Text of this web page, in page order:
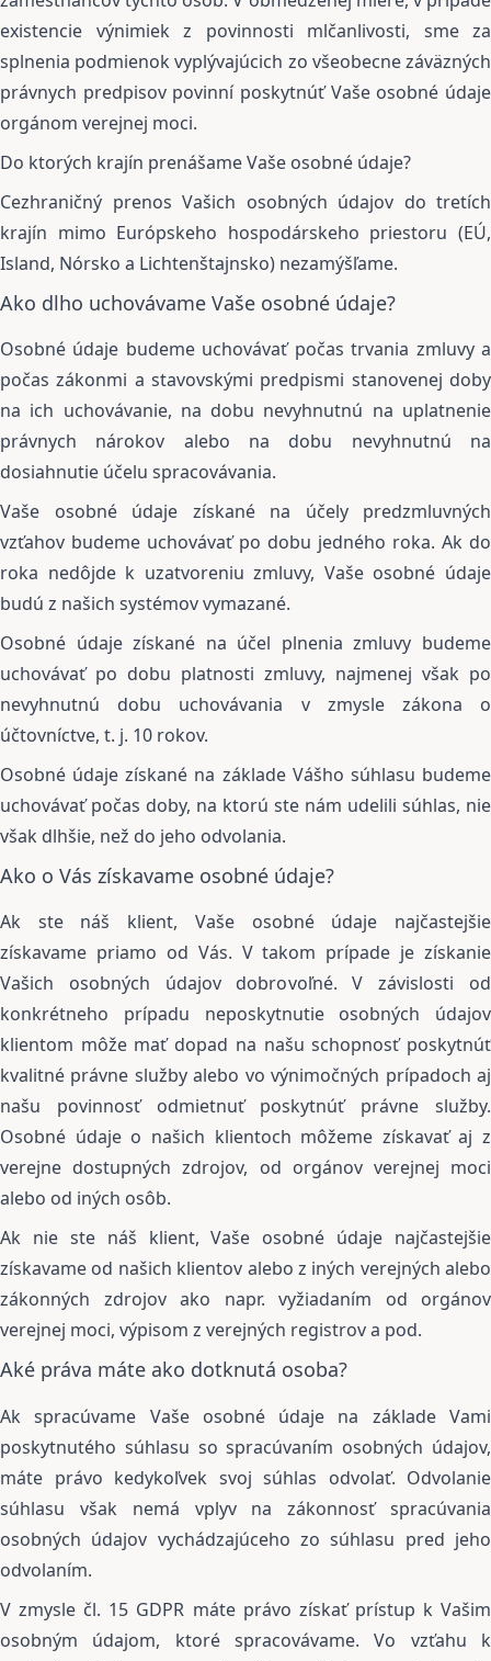
existencie výnimiek z povinnosti mlčanlivosti, sme za
splnenia podmienok vyplývajúcich zo všeobecne záväzných
právnych predpisov povinní poskytnúť Vaše osobné údaje
orgánom verejnej moci.
Do ktorých krajín prenášame Vaše osobné údaje?
Cezhraničný prenos Vašich osobných údajov do tretích
krajín mimo Európskeho hospodárskeho priestoru (EÚ,
Island, Nórsko a Lichtenštajnsko) nezamýšľame.
Ako dlho uchovávame Vaše osobné údaje?
Osobné údaje budeme uchovávať počas trvania zmluvy a
počas zákonmi a stavovskými predpismi stanovenej doby
na ich uchovávanie, na dobu nevyhnutnú na uplatnenie
právnych nárokov alebo na dobu nevyhnutnú na
dosiahnutie účelu spracovávania.
Vaše osobné údaje získané na účely predzmluvných
vzťahov budeme uchovávať po dobu jedného roka. Ak do
roka nedôjde k uzatvoreniu zmluvy, Vaše osobné údaje
budú z našich systémov vymazané.
Osobné údaje získané na účel plnenia zmluvy budeme
uchovávať po dobu platnosti zmluvy, najmenej však po
nevyhnutnú dobu uchovávania v zmysle zákona o
účtovníctve, t. j. 10 rokov.
Osobné údaje získané na základe Vášho súhlasu budeme
uchovávať počas doby, na ktorú ste nám udelili súhlas, nie
však dlhšie, než do jeho odvolania.
Ako o Vás získavame osobné údaje?
Ak ste náš klient, Vaše osobné údaje najčastejšie
získavame priamo od Vás. V takom prípade je získanie
Vašich osobných údajov dobrovoľné. V závislosti od
konkrétneho prípadu neposkytnutie osobných údajov
klientom môže mať dopad na našu schopnosť poskytnúť
kvalitné právne služby alebo vo výnimočných prípadoch aj
našu povinnosť odmietnuť poskytnúť právne služby.
Osobné údaje o našich klientoch môžeme získavať aj z
verejne dostupných zdrojov, od orgánov verejnej moci
alebo od iných osôb.
Ak nie ste náš klient, Vaše osobné údaje najčastejšie
získavame od našich klientov alebo z iných verejných alebo
zákonných zdrojov ako napr. vyžiadaním od orgánov
verejnej moci, výpisom z verejných registrov a pod.
Aké práva máte ako dotknutá osoba?
Ak spracúvame Vaše osobné údaje na základe Vami
poskytnutého súhlasu so spracúvaním osobných údajov,
máte právo kedykoľvek svoj súhlas odvolať. Odvolanie
súhlasu však nemá vplyv na zákonnosť spracúvania
osobných údajov vychádzajúceho zo súhlasu pred jeho
odvolaním.
V zmysle čl. 15 GDPR máte právo získať prístup k Vašim
osobným údajom, ktoré spracovávame. Vo vzťahu k